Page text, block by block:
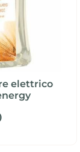
elettrico